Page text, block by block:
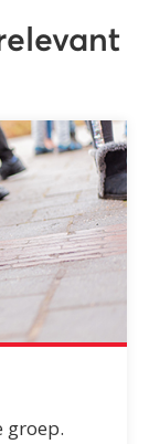
groep.